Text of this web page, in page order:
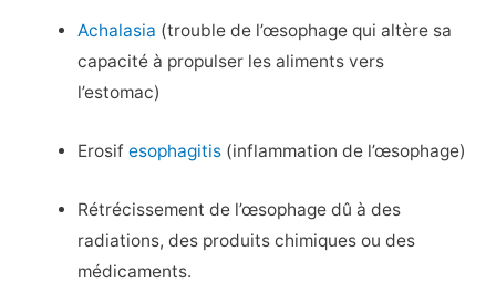
Achalasia (trouble de l’œsophage qui altère sa
capacité à propulser les aliments vers
l’estomac)
Erosifesophagitis (inflammation de l’œsophage)
Rétrécissement de l’œsophage dû à des
radiations, des produits chimiques ou des
médicaments.